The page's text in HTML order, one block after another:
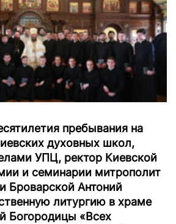
пребывания на
духовных школ,
УПЦ, ректор Киевской
и семинарии митрополит
Броварской Антоний
литургию в храме
Богородицы «Всех